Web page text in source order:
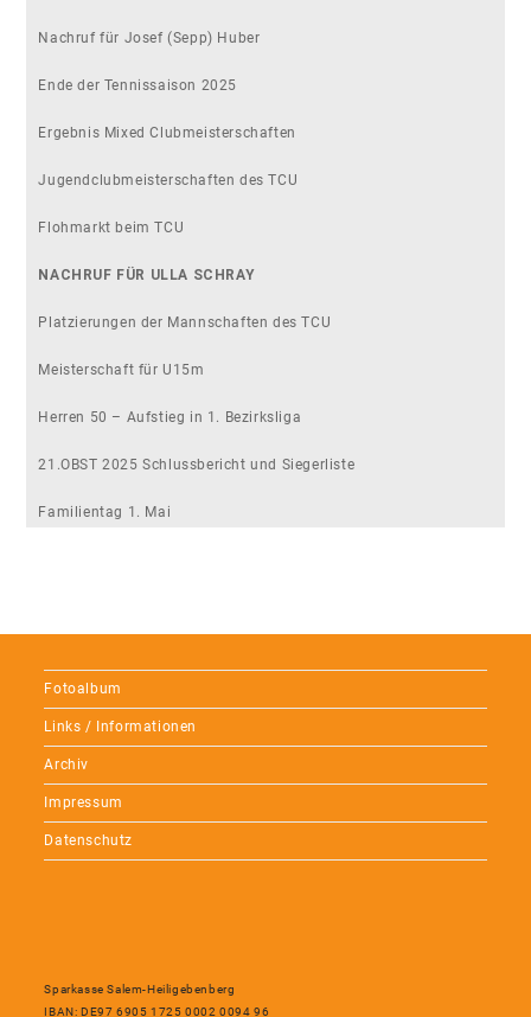
Nachruf für Josef (Sepp) Huber
Ende der Tennissaison 2025
Ergebnis Mixed Clubmeisterschaften
Jugendclubmeisterschaften des TCU
Flohmarkt beim TCU
NACHRUF FÜR ULLA SCHRAY
Platzierungen der Mannschaften des TCU
Meisterschaft für U15m
Herren 50 – Aufstieg in 1. Bezirksliga
21.OBST 2025 Schlussbericht und Siegerliste
Familientag 1. Mai
Fotoalbum
Links / Informationen
Archiv
Impressum
Datenschutz
Sparkasse Salem-Heiligebenberg
IBAN: DE97 6905 1725 0002 0094 96